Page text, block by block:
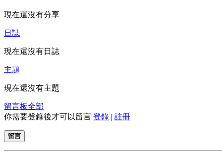
現在還沒有分享
日誌
現在還沒有日誌
主題
現在還沒有主題
留言板全部
你需要登錄後才可以留言 登錄 | 註冊
留言